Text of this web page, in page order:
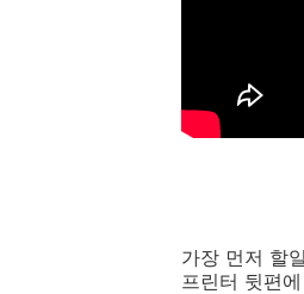
가장 먼저 할
프린터 뒷편